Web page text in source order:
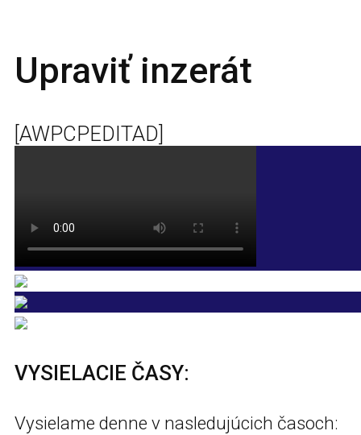
Upraviť inzerát
[AWPCPEDITAD]
VYSIELACIE ČASY:
Vysielame denne v nasledujúcich časoch: